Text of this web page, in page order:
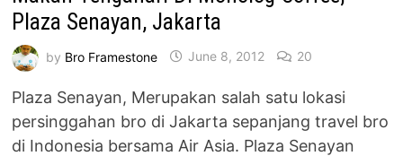
Plaza Senayan, Jakarta
by Bro Framestone June 8, 2012 20
Plaza Senayan, Merupakan salah satu lokasi
persinggahan bro di Jakarta sepanjang travel bro
di Indonesia bersama Air Asia. Plaza Senayan